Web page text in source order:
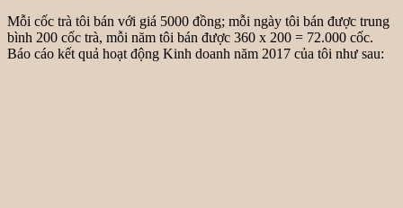
Mỗi cốc trà tôi bán với giá 5000 đồng; mỗi ngày tôi bán được trung
bình 200 cốc trà, mỗi năm tôi bán được 360 x 200 = 72.000 cốc.
Báo cáo kết quả hoạt động Kinh doanh năm 2017 của tôi như sau: